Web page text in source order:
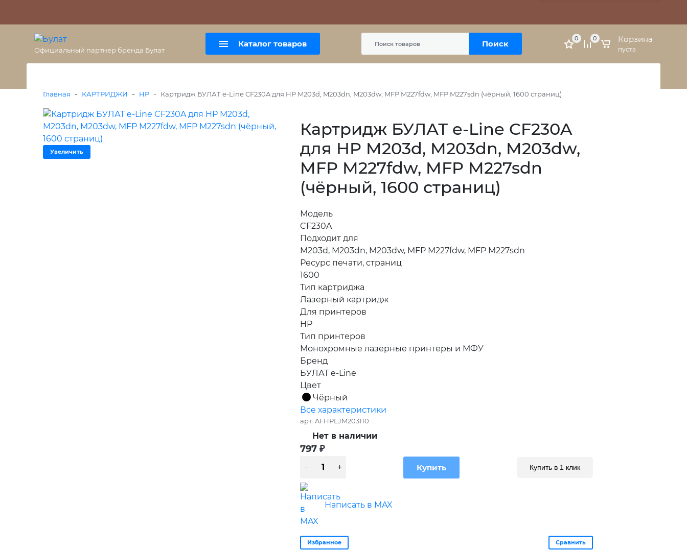
+7 (495) 477-56-25
Личный кабинет
Официальный партнер бренда Булат
Каталог товаров Поиск
0 0 Корзина
пуста
Главная - КАРТРИДЖИ - HP - Картридж БУЛАТ e-Line CF230A для HP M203d, M203dn, M203dw, MFP M227fdw, MFP M227sdn (чёрный, 1600 страниц)
Увеличить
Картридж БУЛАТ e-Line CF230A
для HP M203d, M203dn, M203dw,
MFP M227fdw, MFP M227sdn
(чёрный, 1600 страниц)
Модель
CF230A
Подходит для
M203d, M203dn, M203dw, MFP M227fdw, MFP M227sdn
Ресурс печати, страниц
1600
Тип картриджа
Лазерный картридж
Для принтеров
HP
Тип принтеров
Монохромные лазерные принтеры и МФУ
Бренд
БУЛАТ e-Line
Цвет
Чёрный
Все характеристики
арт. AFHPLJM203110
Нет в наличии
797 ₽
Купить в 1 клик
Написать в MAX
Избранное Сравнить